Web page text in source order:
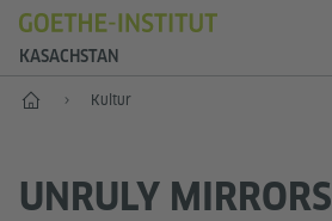
KASACHSTAN
Start Kultur
UNRULY MIRRORS